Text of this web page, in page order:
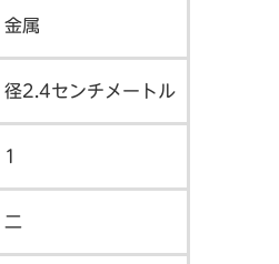
金属
径2.4センチメートル
1
二